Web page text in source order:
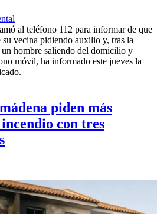
al teléfono 112 para informar de que
su vecina pidiendo auxilio y, tras la
hombre saliendo del domicilio y
móvil, ha informado este jueves la
piden más
con tres